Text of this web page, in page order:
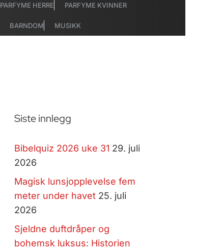
PARFYME HERRE PARFYME KVINNER
BARNDOM MUSIKK
Siste innlegg
Bibelquiz 2026 uke 31 29. juli
2026
Magisk lunsjopplevelse fem
meter under havet 25. juli
2026
Sjeldne duftdråper og
bohemsk luksus: Historien